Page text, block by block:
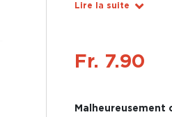
Lire la suite
Fr. 7.90
Malheureusement